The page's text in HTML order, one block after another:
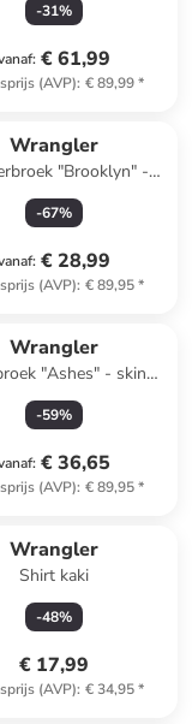
-31%
: € 61,99
(AVP): € 89,99*
Wrangler
"Brooklyn" -
fit - lichtblauw
-67%
: € 28,99
(AVP): € 89,95*
Wrangler
"Ashes" - skinny
fit - grijs
-59%
: € 36,65
(AVP): € 89,95*
Wrangler
Shirt kaki
-48%
€ 17,99
(AVP): € 34,95*